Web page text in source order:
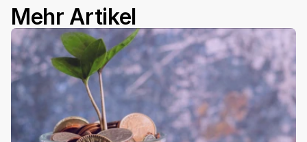
Mehr Artikel